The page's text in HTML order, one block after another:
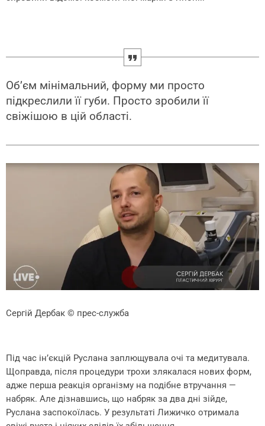
Об’єм мінімальний, форму ми просто
підкреслили її губи. Просто зробили її
свіжішою в цій області.
Сергій Дербак © прес-служба
Під час ін’єкцій Руслана заплющувала очі та медитувала.
Щоправда, після процедури трохи злякалася нових форм,
адже перша реакція організму на подібне втручання —
набряк. Але дізнавшись, що набряк за два дні зійде,
Руслана заспокоїлась. У результаті Лижичко отримала